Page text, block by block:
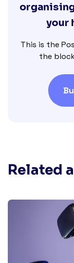
your
This is the
the
Related